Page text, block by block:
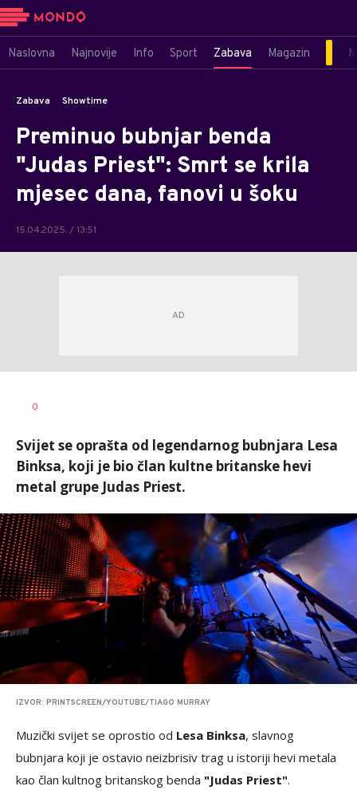
Naslovna Najnovije Info Sport Zabava Magazin
Zabava Showtime
Preminuo bubnjar benda
"Judas Priest": Smrt se krila
mjesec dana, fanovi u šoku
15.04.2025. / 13:51
AUTOR
0
Svijet se oprašta od legendarnog bubnjara Lesa
Binksa, koji je bio član kultne britanske hevi
metal grupe Judas Priest.
IZVOR: PRINTSCREEN/YOUTUBE/TIAGO MURRAY
Muzički svijet se oprostio od Lesa Binksa, slavnog
bubnjara koji je ostavio neizbrisiv trag u istoriji hevi metala
kao član kultnog britanskog benda "Judas Priest".